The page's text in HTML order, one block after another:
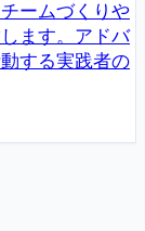
ームづくりや
ます。アドバ
する実践者の